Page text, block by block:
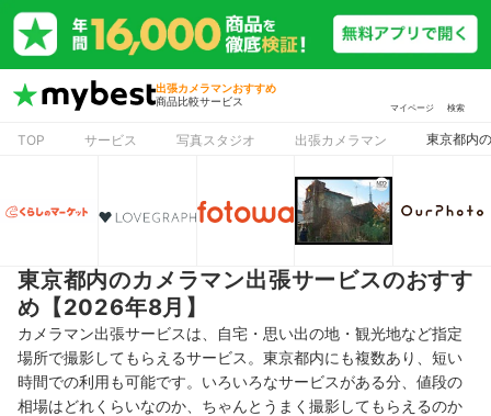
出張カメラマンおすすめ
商品比較サービス
マイページ 検索
TOP サービス 写真スタジオ 出張カメラマン 東京都内
東京都内のカメラマン出張サービスのおすす
め【2026年8月】
カメラマン出張サービスは、自宅・思い出の地・観光地など指定
場所で撮影してもらえるサービス。 東京都内にも複数あり、 短い
時間での利用も可能です。いろいろなサービスがある分、値段の
相場はどれくらいなのか、ちゃんとうまく撮影してもらえるのか